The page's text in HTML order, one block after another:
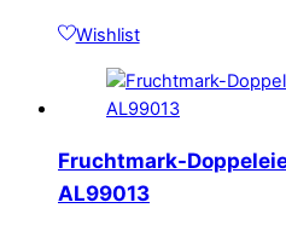
Wishlist
Fruchtmark-
AL99013